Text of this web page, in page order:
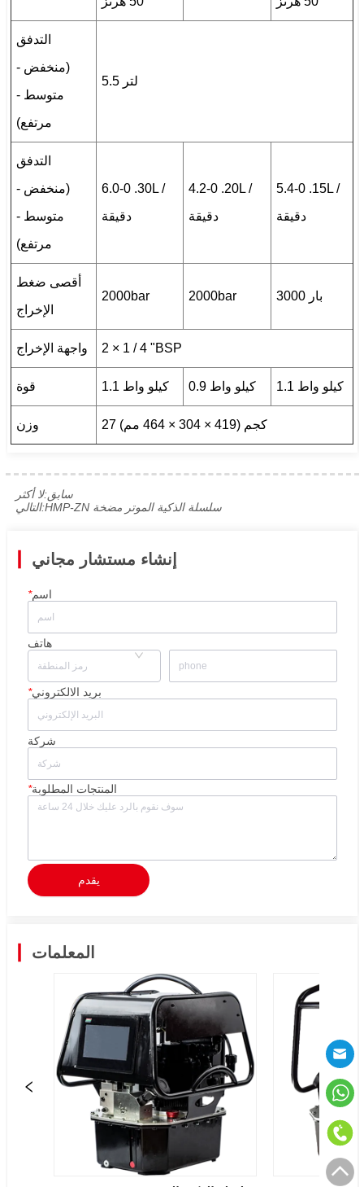
التدفق
(منخفض -
متوسط -
مرتفع)
5.5 لتر
التدفق
(منخفض -
متوسط -
مرتفع)
6.0-0 .30L /
دقيقة
4.2-0 .20L /
دقيقة
5.4-0 .15L /
دقيقة
أقصى ضغط
الإخراج
2000bar 2000bar 3000 بار
واجهة الإخراج 2 × 1 / 4 "BSP
قوة 1.1 كيلو واط 0.9 كيلو واط 1.1 كيلو واط
وزن 27 كجم (419 × 304 × 464 مم)
سابق:لا أكثر
التالي:
HMP-ZN سلسلة الذكية الموتر مضخة
إنشاء مستشار مجاني
*اسم
هاتف
*بريد الالكتروني
شركة
*المنتجات المطلوبة
يقدم
المعلمات